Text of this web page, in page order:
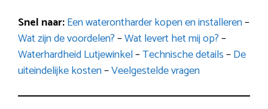
Snel naar:Een waterontharder kopen en installeren–
Wat zijn de voordelen?–Wat levert het mij op?–
Waterhardheid Lutjewinkel–Technische details–De
uiteindelijke kosten–Veelgestelde vragen